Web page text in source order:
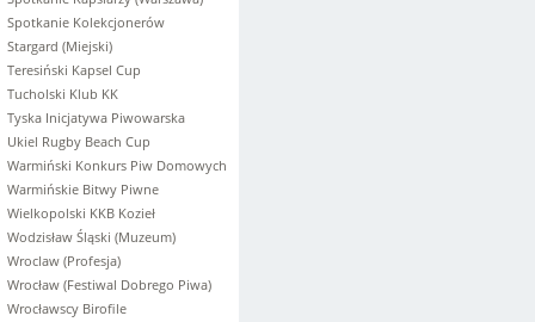
Spotkanie Kolekcjonerów
Stargard (Miejski)
Teresiński Kapsel Cup
Tucholski Klub KK
Tyska Inicjatywa Piwowarska
Ukiel Rugby Beach Cup
Warmiński Konkurs Piw Domowych
Warmińskie Bitwy Piwne
Wielkopolski KKB Kozieł
Wodzisław Śląski (Muzeum)
Wroclaw (Profesja)
Wrocław (Festiwal Dobrego Piwa)
Wrocławscy Birofile